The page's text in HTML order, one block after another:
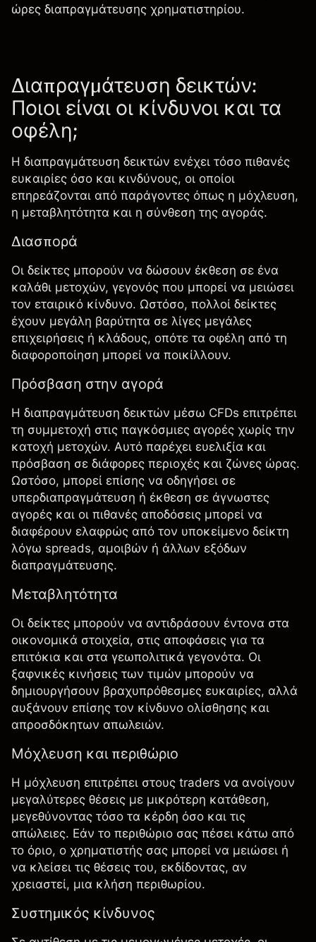
ώρες διαπραγμάτευσης χρηματιστηρίου.
Διαπραγμάτευση δεικτών:
Ποιοι είναι οι κίνδυνοι και τα
οφέλη;
Η διαπραγμάτευση δεικτών ενέχει τόσο πιθανές
ευκαιρίες όσο και κινδύνους, οι οποίοι
επηρεάζονται από παράγοντες όπως η μόχλευση,
η μεταβλητότητα και η σύνθεση της αγοράς.
Διασπορά
Οι δείκτες μπορούν να δώσουν έκθεση σε ένα
καλάθι μετοχών, γεγονός που μπορεί να μειώσει
τον εταιρικό κίνδυνο. Ωστόσο, πολλοί δείκτες
έχουν μεγάλη βαρύτητα σε λίγες μεγάλες
επιχειρήσεις ή κλάδους, οπότε τα οφέλη από τη
διαφοροποίηση μπορεί να ποικίλλουν.
Πρόσβαση στην αγορά
Η διαπραγμάτευση δεικτών μέσω CFDs επιτρέπει
τη συμμετοχή στις παγκόσμιες αγορές χωρίς την
κατοχή μετοχών. Αυτό παρέχει ευελιξία και
πρόσβαση σε διάφορες περιοχές και ζώνες ώρας.
Ωστόσο, μπορεί επίσης να οδηγήσει σε
υπερδιαπραγμάτευση ή έκθεση σε άγνωστες
αγορές και οι πιθανές αποδόσεις μπορεί να
διαφέρουν ελαφρώς από τον υποκείμενο δείκτη
λόγω spreads, αμοιβών ή άλλων εξόδων
διαπραγμάτευσης.
Μεταβλητότητα
Οι δείκτες μπορούν να αντιδράσουν έντονα στα
οικονομικά στοιχεία, στις αποφάσεις για τα
επιτόκια και στα γεωπολιτικά γεγονότα. Οι
ξαφνικές κινήσεις των τιμών μπορούν να
δημιουργήσουν βραχυπρόθεσμες ευκαιρίες, αλλά
αυξάνουν επίσης τον κίνδυνο ολίσθησης και
απροσδόκητων απωλειών.
Μόχλευση και περιθώριο
Η μόχλευση επιτρέπει στους traders να ανοίγουν
μεγαλύτερες θέσεις με μικρότερη κατάθεση,
μεγεθύνοντας τόσο τα κέρδη όσο και τις
απώλειες. Εάν το περιθώριο σας πέσει κάτω από
το όριο, ο χρηματιστής σας μπορεί να μειώσει ή
να κλείσει τις θέσεις του, εκδίδοντας, αν
χρειαστεί, μια κλήση περιθωρίου.
Συστημικός κίνδυνος